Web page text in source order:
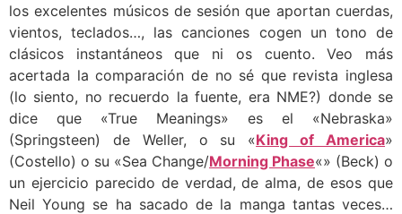
los excelentes músicos de sesión que aportan cuerdas,
vientos, teclados…, las canciones cogen un tono de
clásicos instantáneos que ni os cuento. Veo más
acertada la comparación de no sé que revista inglesa
(lo siento, no recuerdo la fuente, era NME?) donde se
dice que «True Meanings» es el «Nebraska»
(Springsteen) de Weller, o su «King of America»
(Costello) o su «Sea Change/Morning Phase«» (Beck) o
un ejercicio parecido de verdad, de alma, de esos que
Neil Young se ha sacado de la manga tantas veces…